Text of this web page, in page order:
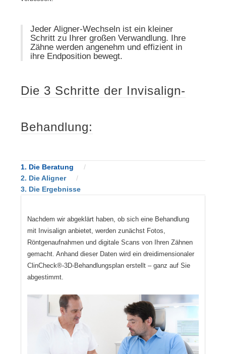
Jeder Aligner-Wechseln ist ein kleiner
Schritt zu Ihrer großen Verwandlung. Ihre
Zähne werden angenehm und effizient in
ihre Endposition bewegt.
Die 3 Schritte der Invisalign-
Behandlung:
1. Die Beratung
2. Die Aligner
3. Die Ergebnisse
Nachdem wir abgeklärt haben, ob sich eine Behandlung
mit Invisalign anbietet, werden zunächst Fotos,
Röntgenaufnahmen und digitale Scans von Ihren Zähnen
gemacht. Anhand dieser Daten wird ein dreidimensionaler
ClinCheck®-3D-Behandlungsplan erstellt – ganz auf Sie
abgestimmt.